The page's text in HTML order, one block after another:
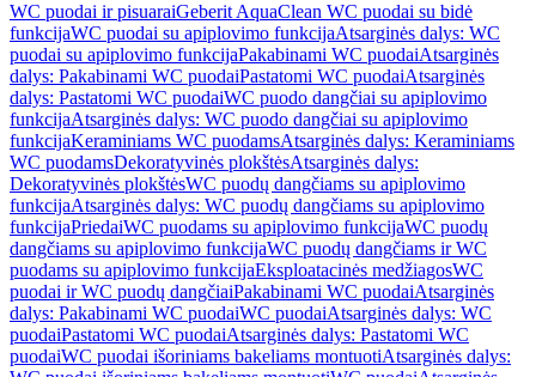
WC puodai ir pisuaraiGeberit AquaClean WC puodai su bidė
funkcijaWC puodai su apiplovimo funkcijaAtsarginės dalys: WC
puodai su apiplovimo funkcijaPakabinami WC puodaiAtsarginės
dalys: Pakabinami WC puodaiPastatomi WC puodaiAtsarginės
dalys: Pastatomi WC puodaiWC puodo dangčiai su apiplovimo
funkcijaAtsarginės dalys: WC puodo dangčiai su apiplovimo
funkcijaKeraminiams WC puodamsAtsarginės dalys: Keraminiams
WC puodamsDekoratyvinės plokštėsAtsarginės dalys:
Dekoratyvinės plokštėsWC puodų dangčiams su apiplovimo
funkcijaAtsarginės dalys: WC puodų dangčiams su apiplovimo
funkcijaPriedaiWC puodams su apiplovimo funkcijaWC puodų
dangčiams su apiplovimo funkcijaWC puodų dangčiams ir WC
puodams su apiplovimo funkcijaEksploatacinės medžiagosWC
puodai ir WC puodų dangčiaiPakabinami WC puodaiAtsarginės
dalys: Pakabinami WC puodaiWC puodaiAtsarginės dalys: WC
puodaiPastatomi WC puodaiAtsarginės dalys: Pastatomi WC
puodaiWC puodai išoriniams bakeliams montuotiAtsarginės dalys: